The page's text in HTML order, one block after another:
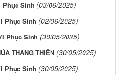
Phục Sinh (03/06/2025)
Phục Sinh (02/06/2025)
Phục Sinh (30/05/2025)
THĂNG THIÊN (30/05/2025)
Phục Sinh (30/05/2025)